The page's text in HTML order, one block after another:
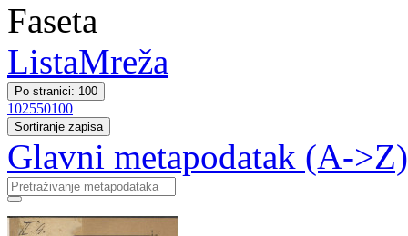
Faseta
ListaMreža
Po stranici: 100
102550100
Sortiranje zapisa
Glavni metapodatak (A->Z)